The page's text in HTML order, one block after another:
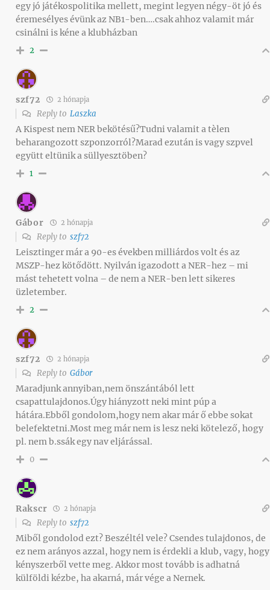
egy jó játékospolitika mellett, megint legyen négy-öt jó és
éremesélyes évünk az NB1-ben….csak ahhoz valamit már
csinálni is kéne a klubházban
2
szf72 2 hónapja
Reply to Laszka
A Kispest nem NER bekötésű?Tudni valamit a tèlen
beharangozott szponzorról?Marad ezután is vagy szpvel
együtt eltünik a süllyesztöben?
1
Gábor 2 hónapja
Reply to szf72
Leisztinger már a 90-es években milliárdos volt és az
MSZP-hez kötődött. Nyilván igazodott a NER-hez – mi
mást tehetett volna – de nem a NER-ben lett sikeres
üzletember.
2
szf72 2 hónapja
Reply to Gábor
Maradjunk annyiban,nem önszántából lett
csapattulajdonos.Úgy hiányzott neki mint púp a
hátára.Ebből gondolom,hogy nem akar már ő ebbe sokat
belefektetni.Most meg már nem is lesz neki kötelező, hogy
pl. nem b.ssák egy nav eljárással.
0
Rakscr 2 hónapja
Reply to szf72
Miből gondolod ezt? Beszéltél vele? Csendes tulajdonos, de
ez nem arányos azzal, hogy nem is érdekli a klub, vagy, hogy
kényszerből vette meg. Akkor most tovább is adhatná
külföldi kézbe, ha akarná, már vége a Nernek.